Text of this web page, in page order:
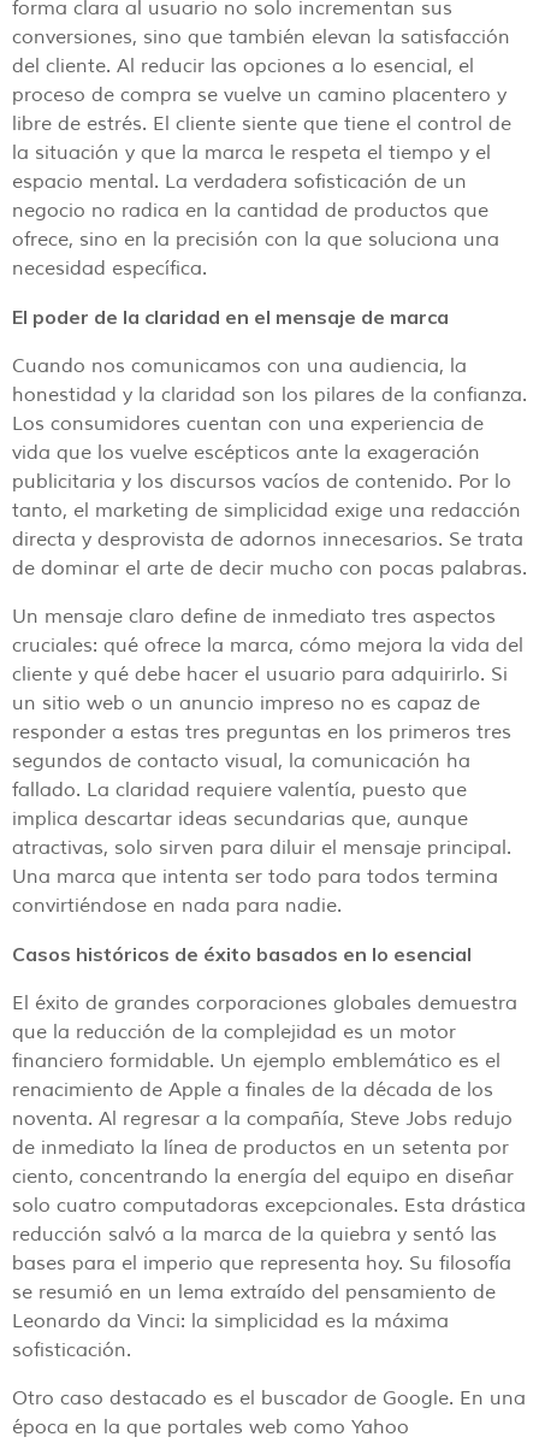
forma clara al usuario no solo incrementan sus
conversiones, sino que también elevan la satisfacción
del cliente. Al reducir las opciones a lo esencial, el
proceso de compra se vuelve un camino placentero y
libre de estrés. El cliente siente que tiene el control de
la situación y que la marca le respeta el tiempo y el
espacio mental. La verdadera sofisticación de un
negocio no radica en la cantidad de productos que
ofrece, sino en la precisión con la que soluciona una
necesidad específica.
El poder de la claridad en el mensaje de marca
Cuando nos comunicamos con una audiencia, la
honestidad y la claridad son los pilares de la confianza.
Los consumidores cuentan con una experiencia de
vida que los vuelve escépticos ante la exageración
publicitaria y los discursos vacíos de contenido. Por lo
tanto, el marketing de simplicidad exige una redacción
directa y desprovista de adornos innecesarios. Se trata
de dominar el arte de decir mucho con pocas palabras.
Un mensaje claro define de inmediato tres aspectos
cruciales: qué ofrece la marca, cómo mejora la vida del
cliente y qué debe hacer el usuario para adquirirlo. Si
un sitio web o un anuncio impreso no es capaz de
responder a estas tres preguntas en los primeros tres
segundos de contacto visual, la comunicación ha
fallado. La claridad requiere valentía, puesto que
implica descartar ideas secundarias que, aunque
atractivas, solo sirven para diluir el mensaje principal.
Una marca que intenta ser todo para todos termina
convirtiéndose en nada para nadie.
Casos históricos de éxito basados en lo esencial
El éxito de grandes corporaciones globales demuestra
que la reducción de la complejidad es un motor
financiero formidable. Un ejemplo emblemático es el
renacimiento de Apple a finales de la década de los
noventa. Al regresar a la compañía, Steve Jobs redujo
de inmediato la línea de productos en un setenta por
ciento, concentrando la energía del equipo en diseñar
solo cuatro computadoras excepcionales. Esta drástica
reducción salvó a la marca de la quiebra y sentó las
bases para el imperio que representa hoy. Su filosofía
se resumió en un lema extraído del pensamiento de
Leonardo da Vinci: la simplicidad es la máxima
sofisticación.
Otro caso destacado es el buscador de Google. En una
época en la que portales web como Yahoo